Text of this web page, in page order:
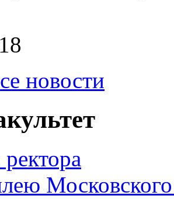
новости
Московского